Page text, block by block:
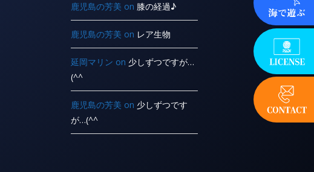
鹿児島の芳美 on 膝の経過♪
鹿児島の芳美 on レア生物
延岡マリン on 少しずつですが…
(^^ ゞ
鹿児島の芳美 on 少しずつです
が…(^^ ゞ